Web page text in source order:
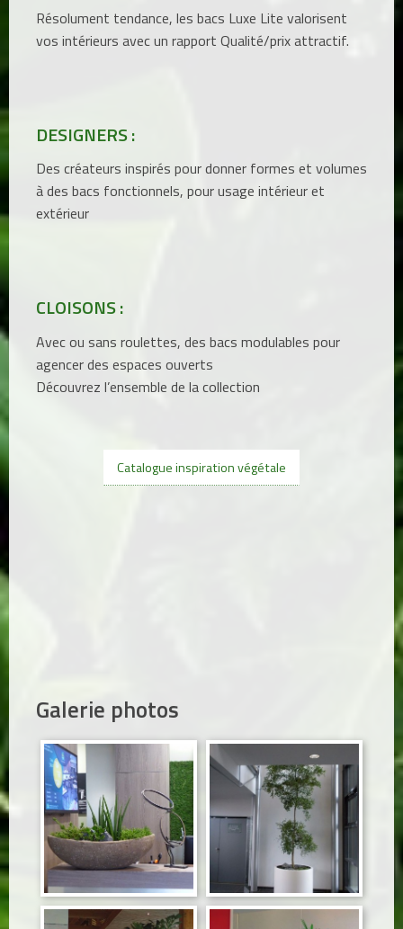
Résolument tendance, les bacs Luxe Lite valorisent
vos intérieurs avec un rapport Qualité/prix attractif.
DESIGNERS :
Des créateurs inspirés pour donner formes et volumes
à des bacs fonctionnels, pour usage intérieur et
extérieur
CLOISONS :
Avec ou sans roulettes, des bacs modulables pour
agencer des espaces ouverts
Découvrez l’ensemble de la collection
Catalogue inspiration végétale
Galerie photos